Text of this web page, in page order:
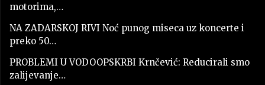
motorima,…
NA ZADARSKOJ RIVI Noć punog miseca uz koncerte i
preko 50…
PROBLEMI U VODOOPSKRBI Krnčević: Reducirali smo
zalijevanje…